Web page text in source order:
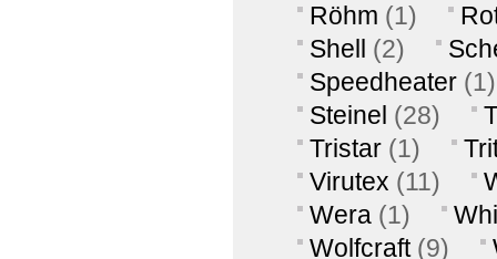
Röhm (1)
Shell (2)
Speedheater (1)
Steinel (28)
Tristar (1)
Virutex (11)
Wera (1)
Wolfcraft (9)